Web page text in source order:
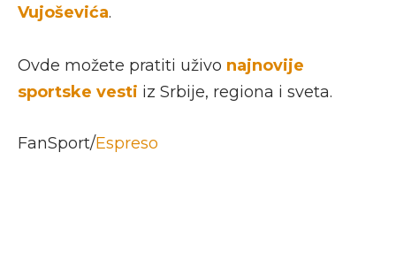
Vujoševića.
Ovde možete pratiti uživo najnovije
sportske vesti iz Srbije, regiona i sveta.
FanSport/Espreso